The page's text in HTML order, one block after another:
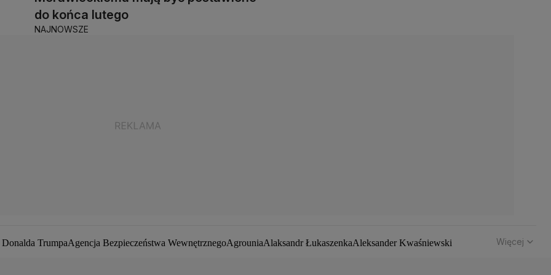
do końca lutego
NAJNOWSZE
TrumpaAgencja Bezpieczeństwa WewnętrznegoAgrouniaAlaksandr ŁukaszenkaAleksander Kwaśniewski
Więcej